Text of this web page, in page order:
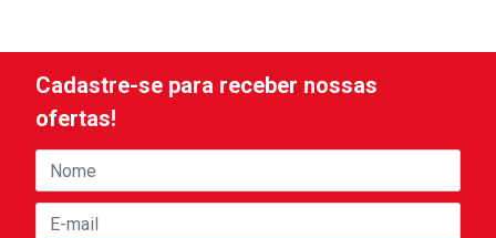
Cadastre-se para receber nossas
ofertas!